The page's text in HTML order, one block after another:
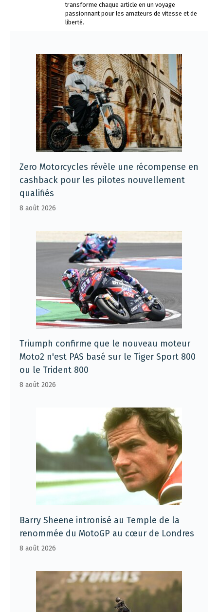
transforme chaque article en un voyage
passionnant pour les amateurs de vitesse et de
liberté.
Zero Motorcycles révèle une récompense en
cashback pour les pilotes nouvellement
qualifiés
8 août 2026
Triumph confirme que le nouveau moteur
Moto2 n'est PAS basé sur le Tiger Sport 800
ou le Trident 800
8 août 2026
Barry Sheene intronisé au Temple de la
renommée du MotoGP au cœur de Londres
8 août 2026